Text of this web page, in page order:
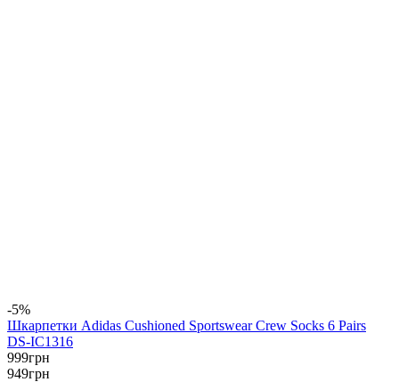
-5%
Шкарпетки Аdidas Cushioned Sportswear Crew Socks 6 Pairs
DS-IC1316
999грн
949грн